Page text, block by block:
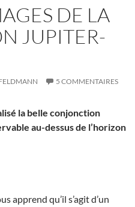
DE LA
JUPITER-
5 COMMENTAIRES
la belle conjonction
au-dessus de l’horizon
apprend qu’il s’agit d’un